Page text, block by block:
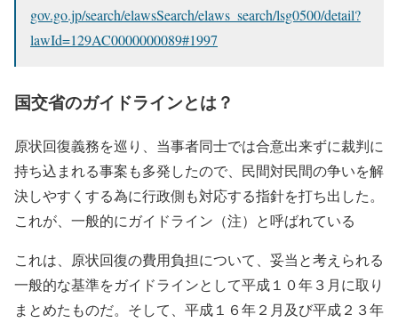
gov.go.jp/search/elawsSearch/elaws_search/lsg0500/detail?
lawId=129AC0000000089#1997
国交省のガイドラインとは？
原状回復義務を巡り、当事者同士では合意出来ずに裁判に
持ち込まれる事案も多発したので、民間対民間の争いを解
決しやすくする為に行政側も対応する指針を打ち出した。
これが、一般的にガイドライン（注）と呼ばれている
これは、原状回復の費用負担について、妥当と考えられる
一般的な基準をガイドラインとして平成１０年３月に取り
まとめたものだ。そして、平成１６年２月及び平成２３年